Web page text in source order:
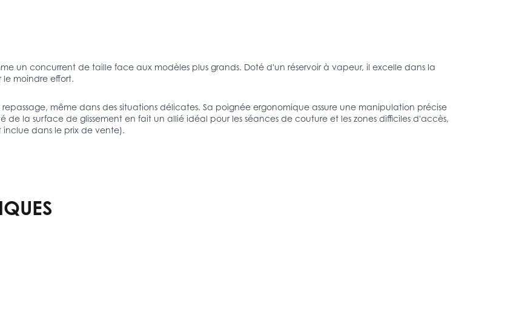
un concurrent de taille face aux modèles plus grands. Doté d'un réservoir à vapeur, il excelle dans la
le moindre effort.
même dans des situations délicates. Sa poignée ergonomique assure une manipulation précise
la surface de glissement en fait un allié idéal pour les séances de couture et les zones difficiles d'accès,
inclue dans le prix de vente).